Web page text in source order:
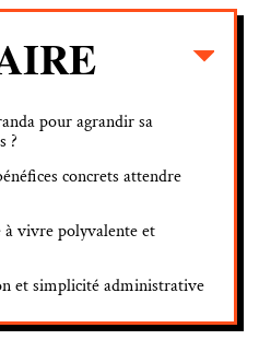
pour agrandir sa
?
concrets attendre
à vivre polyvalente et
et simplicité administrative